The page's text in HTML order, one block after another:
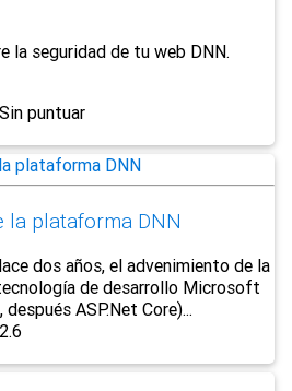
la seguridad de tu web DNN.
puntuar
la plataforma DNN
dos años, el advenimiento de la
de desarrollo Microsoft
ASP.Net Core)...